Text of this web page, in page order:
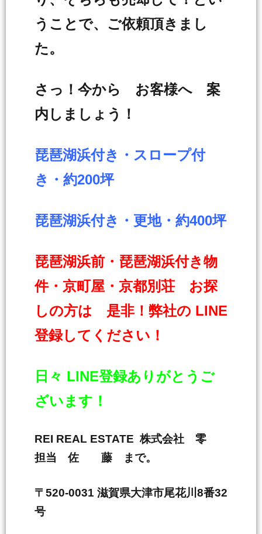
うことで、ご依頼頂きまし
た。
さっ！今から お客様へ 案
内しましょう！
琵琶湖浜付き・スロープ付
き・約200坪
琵琶湖浜付き・更地・約400坪
琵琶湖浜前・琵琶湖浜付き物
件・京町屋・京都別荘 お探
しの方は 是非！弊社の LINE
登録してください！
日々 LINE登録ありがとうご
ざいます！
REI REAL ESTATE 株式会社 零
担当 佐 藤 まで。
〒520-0031 滋賀県大津市尾花川8番32
号